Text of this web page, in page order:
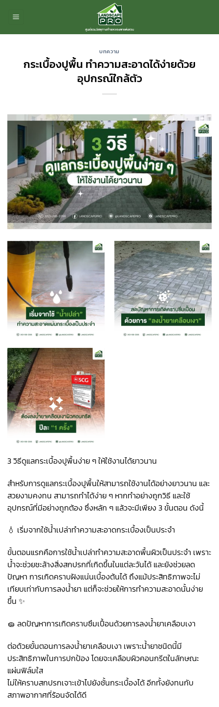
บทความ
กระเบื้องปูพื้น ทำความสะอาดได้ง่ายด้วย
อุปกรณ์ใกล้ตัว
3 วิธีดูแลกระเบื้องปูพื้นง่าย ๆ ให้ใช้งานได้ยาวนาน
สำหรับการดูแลกระเบื้องปูพื้นให้สามารถใช้งานได้อย่างยาวนาน และ
สวยงามคงทน สามารถทำได้ง่าย ๆ หากทำอย่างถูกวิธี และใช้
อุปกรณ์ที่มีอย่างถูกต้อง ซึ่งหลัก ๆ แล้วจะมีเพียง 3 ขั้นตอน ดังนี้
💧 เริ่มจากใช้น้ำเปล่าทำความสะอาดกระเบื้องเป็นประจำ
ขั้นตอนแรกคือการใช้น้ำเปล่าทำความสะอาดพื้นผิวเป็นประจำ เพราะ
น้ำจะช่วยชะล้างสิ่งสกปรกที่เกิดขึ้นในแต่ละวันได้ และยังช่วยลด
ปัญหา การเกิดคราบฝังแน่นเบื้องต้นได้ ถึงแม้ประสิทธิภาพจะไม่
เทียบเท่ากับการลงน้ำยา แต่ก็จะช่วยให้การทำความสะอาดนั้นง่าย
ขึ้น ✨
🧽 ลดปัญหาการเกิดคราบซึมเปื้อนด้วยการลงน้ำยาเคลือบเงา
ต่อด้วยขั้นตอนการลงน้ำยาเคลือบเงา เพราะน้ำยาชนิดนี้มี
ประสิทธิภาพในการปกป้อง โดยจะเคลือบผิวคอนกรีตในลักษณะ
แผ่นฟิล์มใส
ไม่ให้คราบสกปรกเจาะเข้าไปยังชั้นกระเบื้องได้ อีกทั้งยังทนกับ
สภาพอากาศที่ร้อนจัดได้ดี